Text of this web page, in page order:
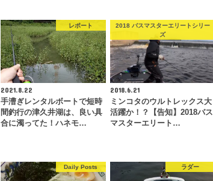
レポート
2021.8.22
手漕ぎレンタルボートで短時
間釣行の津久井湖は、良い具
合に濁ってた！ハネモ…
2018 バスマスターエリートシリー
ズ
2018.6.21
ミンコタのウルトレックス大
活躍か！？【告知】2018バス
マスターエリート…
Daily Posts ラダー